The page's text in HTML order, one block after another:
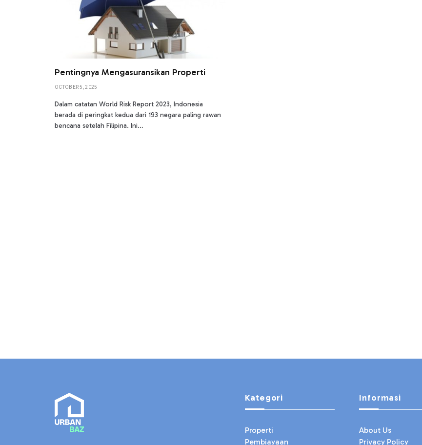
Pentingnya Mengasuransikan Properti
OCTOBER 5, 2025
Dalam catatan World Risk Report 2023, Indonesia
berada di peringkat kedua dari 193 negara paling rawan
bencana setelah Filipina. Ini…
Kategori
Properti
Pembiayaan
Informasi
About Us
Privacy Policy